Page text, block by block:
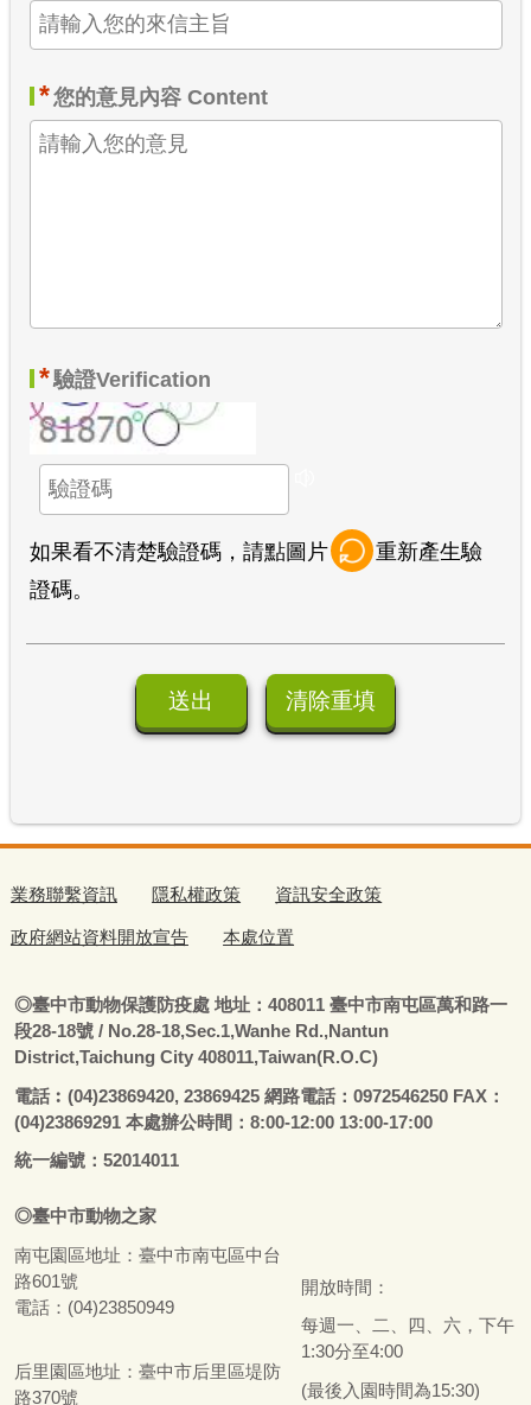
*您的意見內容 Content
*驗證Verification
如果看不清楚驗證碼，請點圖片
重新產生驗
證碼。
業務聯繫資訊 隱私權政策 資訊安全政策
政府網站資料開放宣告 本處位置
◎臺中市動物保護防疫處地址：408011 臺中市南屯區萬和路一
段28-18號 / No.28-18,Sec.1,Wanhe Rd.,Nantun
District,Taichung City 408011,Taiwan(R.O.C)
電話︰ (04)23869420, 23869425 網路電話：0972546250 FAX：
(04)23869291 本處辦公時間：8:00-12:00 13:00-17:00
統一編號：52014011
◎臺中市動物之家
南屯園區地址： 臺中市南屯區中台
路601號
電話：(04)23850949
后里園區地址： 臺中市后里區堤防
路370號
開放時間：
每週一、二、四、六，下午
1:30分至4:00
(最後入園時間為15:30)